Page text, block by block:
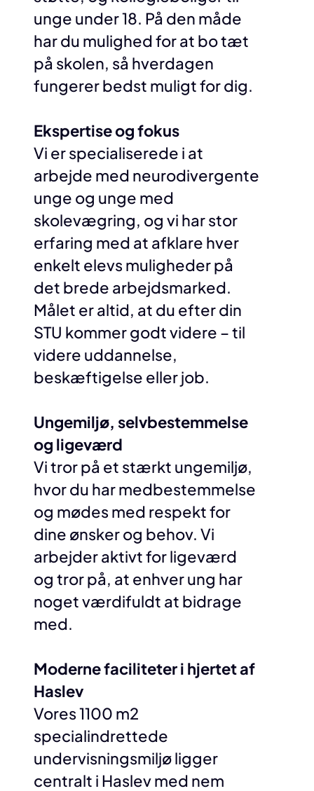
unge under 18. På den måde
har du mulighed for at bo tæt
på skolen, så hverdagen
fungerer bedst muligt for dig.
Ekspertise og fokus
Vi er specialiserede i at
arbejde med neurodivergente
unge og unge med
skolevægring, og vi har stor
erfaring med at afklare hver
enkelt elevs muligheder på
det brede arbejdsmarked.
Målet er altid, at du efter din
STU kommer godt videre – til
videre uddannelse,
beskæftigelse eller job.
Ungemiljø, selvbestemmelse
og ligeværd
Vi tror på et stærkt ungemiljø,
hvor du har medbestemmelse
og mødes med respekt for
dine ønsker og behov. Vi
arbejder aktivt for ligeværd
og tror på, at enhver ung har
noget værdifuldt at bidrage
med.
Moderne faciliteter i hjertet af
Haslev
Vores 1100 m2
specialindrettede
undervisningsmiljø ligger
centralt i Haslev med nem